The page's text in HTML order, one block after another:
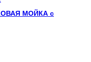
МОЙКА с